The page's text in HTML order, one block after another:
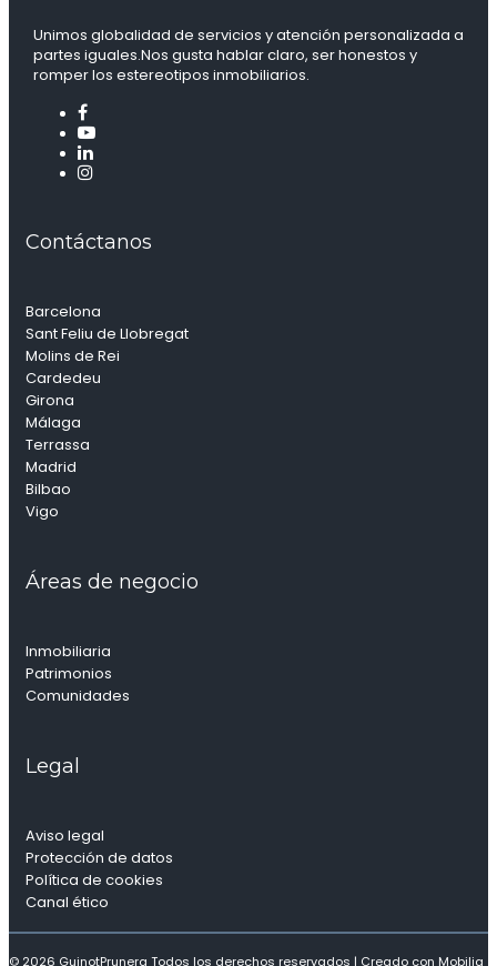
Unimos globalidad de servicios y atención personalizada a
partes iguales.Nos gusta hablar claro, ser honestos y
romper los estereotipos inmobiliarios.
Contáctanos
Barcelona
Sant Feliu de Llobregat
Molins de Rei
Cardedeu
Girona
Málaga
Terrassa
Madrid
Bilbao
Vigo
Áreas de negocio
Inmobiliaria
Patrimonios
Comunidades
Legal
Aviso legal
Protección de datos
Política de cookies
Canal ético
© 2026 GuinotPrunera Todos los derechos reservados | Creado con Mobilia